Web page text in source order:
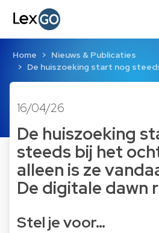
Home
Nieuws & Publicaties
De huiszoeking start nog
16/04/26
De huiszoeking
steeds bij het
alleen is ze
De digitale dawn
Stel je voor…